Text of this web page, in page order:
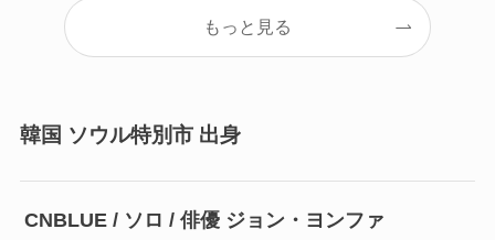
もっと見る
韓国 ソウル特別市 出身
CNBLUE / ソロ / 俳優 ジョン・ヨンファ